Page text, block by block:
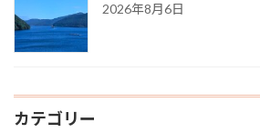
2026年8月6日
カテゴリー